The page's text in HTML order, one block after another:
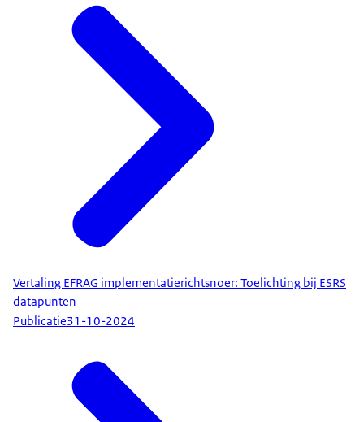
Vertaling EFRAG implementatierichtsnoer: Toelichting bij ESRS
datapunten
Publicatie31-10-2024